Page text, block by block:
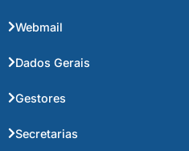
Webmail
Dados Gerais
Gestores
Secretarias